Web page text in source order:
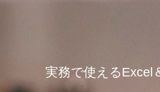
実務で使えるExcel